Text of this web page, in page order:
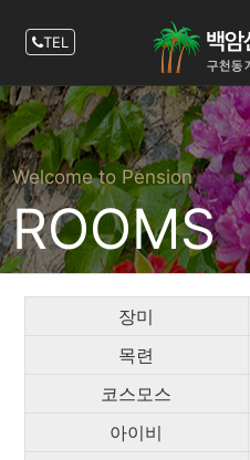
TEL
Welcome to Pension
ROOMS
장미
목련
코스모스
아이비